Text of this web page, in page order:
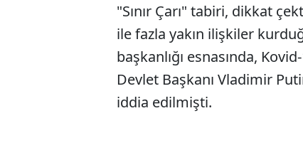
"Sınır Çarı" tabiri, dikkat
ile fazla yakın ilişkiler
başkanlığı esnasında,
Devlet Başkanı Vladimir
iddia edilmişti.